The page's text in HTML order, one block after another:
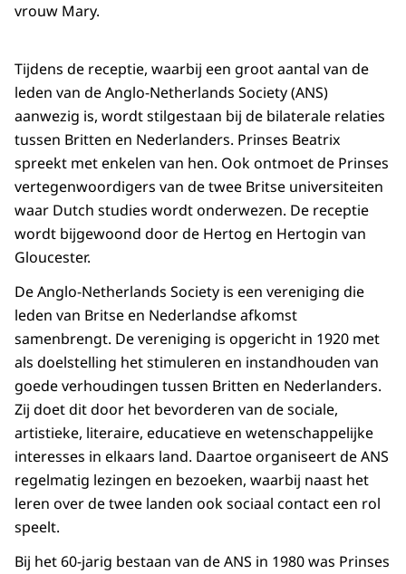
vrouw Mary.
Tijdens de receptie, waarbij een groot aantal van de
leden van de Anglo-Netherlands Society (ANS)
aanwezig is, wordt stilgestaan bij de bilaterale relaties
tussen Britten en Nederlanders. Prinses Beatrix
spreekt met enkelen van hen. Ook ontmoet de Prinses
vertegenwoordigers van de twee Britse universiteiten
waar Dutch studies wordt onderwezen. De receptie
wordt bijgewoond door de Hertog en Hertogin van
Gloucester.
De Anglo-Netherlands Society is een vereniging die
leden van Britse en Nederlandse afkomst
samenbrengt. De vereniging is opgericht in 1920 met
als doelstelling het stimuleren en instandhouden van
goede verhoudingen tussen Britten en Nederlanders.
Zij doet dit door het bevorderen van de sociale,
artistieke, literaire, educatieve en wetenschappelijke
interesses in elkaars land. Daartoe organiseert de ANS
regelmatig lezingen en bezoeken, waarbij naast het
leren over de twee landen ook sociaal contact een rol
speelt.
Bij het 60-jarig bestaan van de ANS in 1980 was Prinses